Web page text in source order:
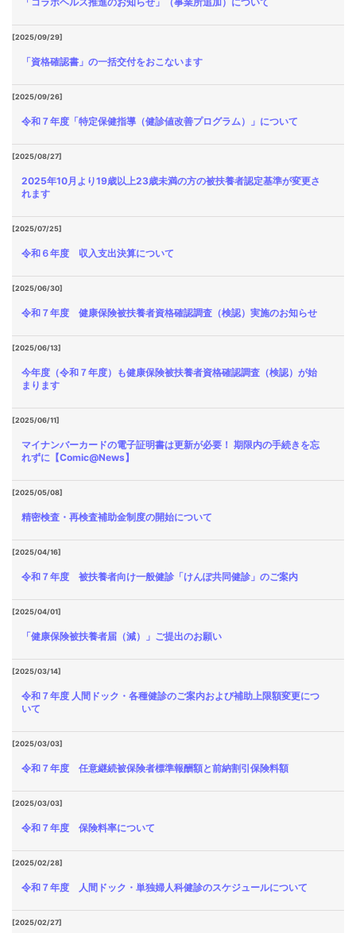
[2025/09/29]
「資格確認書」の一括交付をおこないます
[2025/09/26]
令和７年度「特定保健指導（健診値改善プログラム）」について
[2025/08/27]
2025年10月より19歳以上23歳未満の方の被扶養者認定基準が変更さ
れます
[2025/07/25]
令和６年度 収入支出決算について
[2025/06/30]
令和７年度 健康保険被扶養者資格確認調査（検認）実施のお知らせ
[2025/06/13]
今年度（令和７年度）も健康保険被扶養者資格確認調査（検認）が始
まります
[2025/06/11]
マイナンバーカードの電子証明書は更新が必要！ 期限内の手続きを忘
れずに【Comic@News】
[2025/05/08]
精密検査・再検査補助金制度の開始について
[2025/04/16]
令和７年度 被扶養者向け一般健診「けんぽ共同健診」のご案内
[2025/04/01]
「健康保険被扶養者届（減）」ご提出のお願い
[2025/03/14]
令和７年度 人間ドック・各種健診のご案内および補助上限額変更につ
いて
[2025/03/03]
令和７年度 任意継続被保険者標準報酬額と前納割引保険料額
[2025/03/03]
令和７年度 保険料率について
[2025/02/28]
令和７年度 人間ドック・単独婦人科健診のスケジュールについて
[2025/02/27]